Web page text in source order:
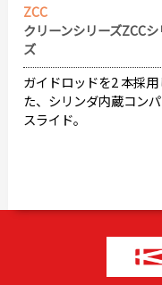
ZCC
クリーンシリーズZCC
ズ
ガイドロッドを2 本採用
た、シリンダ内蔵コン
スライド。